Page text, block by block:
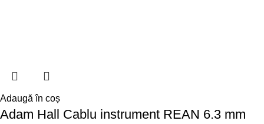
Adaugă în coș
Adam Hall Cablu instrument REAN 6.3 mm